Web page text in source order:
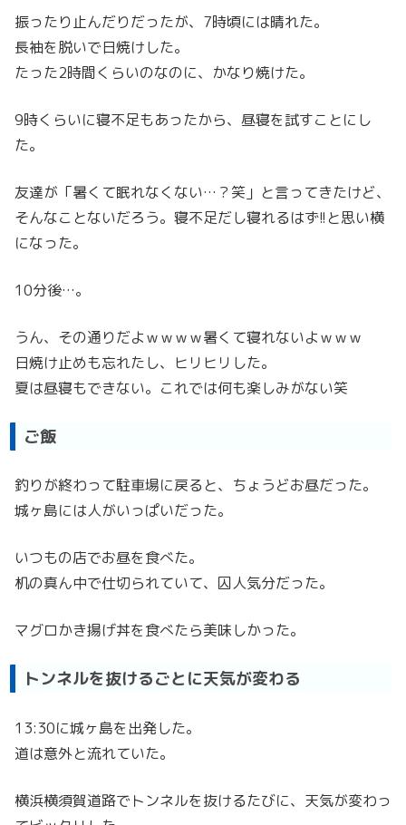
振ったり止んだりだったが、7時頃には晴れた。
長袖を脱いで日焼けした。
たった2時間くらいのなのに、かなり焼けた。
9時くらいに寝不足もあったから、昼寝を試すことにし
た。
友達が「暑くて眠れなくない…？笑」と言ってきたけど、
そんなことないだろう。寝不足だし寝れるはず!!と思い横
になった。
10分後…。
うん、その通りだよｗｗｗｗ暑くて寝れないよｗｗｗ
日焼け止めも忘れたし、ヒリヒリした。
夏は昼寝もできない。これでは何も楽しみがない笑
ご飯
釣りが終わって駐車場に戻ると、ちょうどお昼だった。
城ヶ島には人がいっぱいだった。
いつもの店でお昼を食べた。
机の真ん中で仕切られていて、囚人気分だった。
マグロかき揚げ丼を食べたら美味しかった。
トンネルを抜けるごとに天気が変わる
13:30に城ヶ島を出発した。
道は意外と流れていた。
横浜横須賀道路でトンネルを抜けるたびに、天気が変わっ